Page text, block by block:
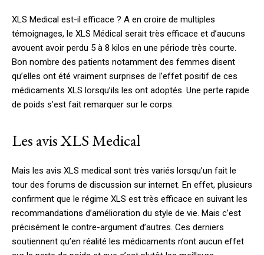
XLS Medical est-il efficace ? A en croire de multiples
témoignages, le XLS Médical serait très efficace et d’aucuns
avouent avoir perdu 5 à 8 kilos en une période très courte.
Bon nombre des patients notamment des femmes disent
qu’elles ont été vraiment surprises de l’effet positif de ces
médicaments XLS lorsqu’ils les ont adoptés. Une perte rapide
de poids s’est fait remarquer sur le corps.
Les avis XLS Medical
Mais les avis XLS medical sont très variés lorsqu’un fait le
tour des forums de discussion sur internet. En effet, plusieurs
confirment que le régime XLS est très efficace en suivant les
recommandations d’amélioration du style de vie. Mais c’est
précisément le contre-argument d’autres. Ces derniers
soutiennent qu’en réalité les médicaments n’ont aucun effet